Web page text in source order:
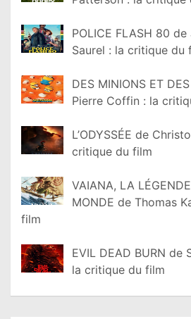
POLICE FLASH 80
Saurel : la critique du
DES MINIONS ET
Pierre Coffin : la
L’ODYSSÉE de
critique du film
VAIANA, LA
MONDE de Thomas
film
EVIL DEAD BURN de
la critique du film